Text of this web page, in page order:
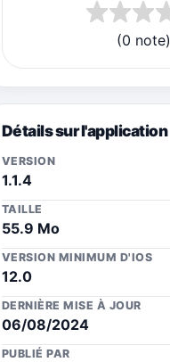
(0 note)
Détails sur l'application
VERSION
1.1.4
TAILLE
55.9 Mo
VERSION MINIMUM D'IOS
12.0
DERNIÈRE MISE À JOUR
06/08/2024
PUBLIÉ PAR